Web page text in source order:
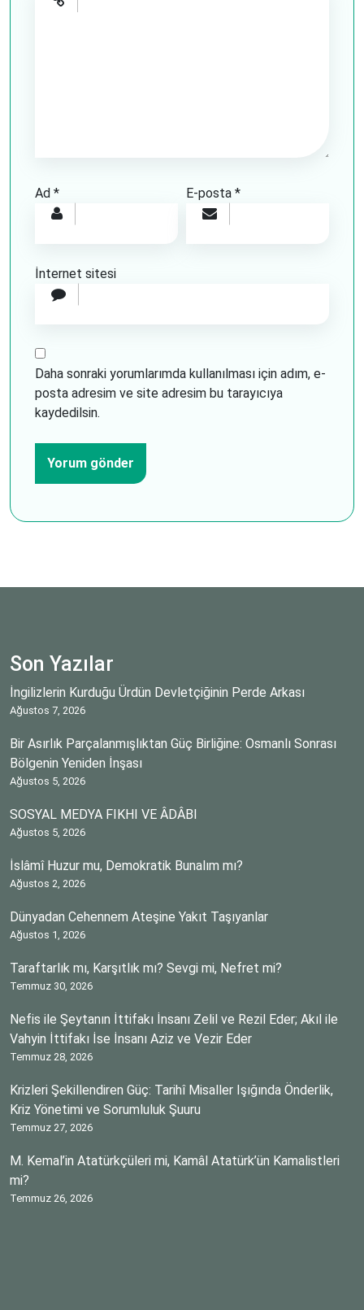
Ad * E-posta*
İnternet sitesi
Daha sonraki yorumlarımda kullanılması için adım, e-
posta adresim ve site adresim bu tarayıcıya
kaydedilsin.
Son Yazılar
İngilizlerin Kurduğu Ürdün Devletçiğinin Perde Arkası
Ağustos 7, 2026
Bir Asırlık Parçalanmışlıktan Güç Birliğine: Osmanlı Sonrası
Bölgenin Yeniden İnşası
Ağustos 5, 2026
SOSYAL MEDYA FIKHI VE ÂDÂBI
Ağustos 5, 2026
İslâmî Huzur mu, Demokratik Bunalım mı?
Ağustos 2, 2026
Dünyadan Cehennem Ateşine Yakıt Taşıyanlar
Ağustos 1, 2026
Taraftarlık mı, Karşıtlık mı? Sevgi mi, Nefret mi?
Temmuz 30, 2026
Nefis ile Şeytanın İttifakı İnsanı Zelil ve Rezil Eder; Akıl ile
Vahyin İttifakı İse İnsanı Aziz ve Vezir Eder
Temmuz 28, 2026
Krizleri Şekillendiren Güç: Tarihî Misaller Işığında Önderlik,
Kriz Yönetimi ve Sorumluluk Şuuru
Temmuz 27, 2026
M. Kemal’in Atatürkçüleri mi, Kamâl Atatürk’ün Kamalistleri
mi?
Temmuz 26, 2026